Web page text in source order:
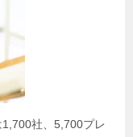
社、5,700プレ